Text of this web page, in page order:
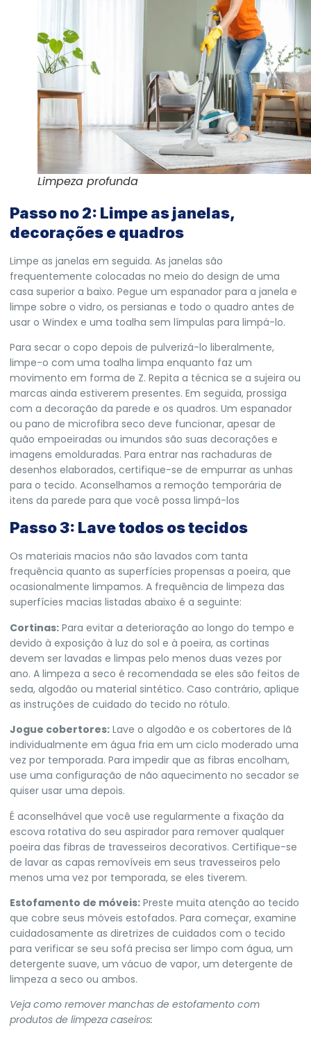
Limpeza profunda
Passo no 2: Limpe as janelas,
decorações e quadros
Limpe as janelas em seguida. As janelas são
frequentemente colocadas no meio do design de uma
casa superior a baixo. Pegue um espanador para a janela e
limpe sobre o vidro, os persianas e todo o quadro antes de
usar o Windex e uma toalha sem límpulas para limpá-lo.
Para secar o copo depois de pulverizá-lo liberalmente,
limpe-o com uma toalha limpa enquanto faz um
movimento em forma de Z. Repita a técnica se a sujeira ou
marcas ainda estiverem presentes. Em seguida, prossiga
com a decoração da parede e os quadros. Um espanador
ou pano de microfibra seco deve funcionar, apesar de
quão empoeiradas ou imundos são suas decorações e
imagens emolduradas. Para entrar nas rachaduras de
desenhos elaborados, certifique-se de empurrar as unhas
para o tecido. Aconselhamos a remoção temporária de
itens da parede para que você possa limpá-los
Passo 3: Lave todos os tecidos
Os materiais macios não são lavados com tanta
frequência quanto as superfícies propensas a poeira, que
ocasionalmente limpamos. A frequência de limpeza das
superfícies macias listadas abaixo é a seguinte:
Cortinas: Para evitar a deterioração ao longo do tempo e
devido à exposição à luz do sol e à poeira, as cortinas
devem ser lavadas e limpas pelo menos duas vezes por
ano. A limpeza a seco é recomendada se eles são feitos de
seda, algodão ou material sintético. Caso contrário, aplique
as instruções de cuidado do tecido no rótulo.
Jogue cobertores: Lave o algodão e os cobertores de lã
individualmente em água fria em um ciclo moderado uma
vez por temporada. Para impedir que as fibras encolham,
use uma configuração de não aquecimento no secador se
quiser usar uma depois.
É aconselhável que você use regularmente a fixação da
escova rotativa do seu aspirador para remover qualquer
poeira das fibras de travesseiros decorativos. Certifique-se
de lavar as capas removíveis em seus travesseiros pelo
menos uma vez por temporada, se eles tiverem.
Estofamento de móveis: Preste muita atenção ao tecido
que cobre seus móveis estofados. Para começar, examine
cuidadosamente as diretrizes de cuidados com o tecido
para verificar se seu sofá precisa ser limpo com água, um
detergente suave, um vácuo de vapor, um detergente de
limpeza a seco ou ambos.
Veja como remover manchas de estofamento com
produtos de limpeza caseiros: